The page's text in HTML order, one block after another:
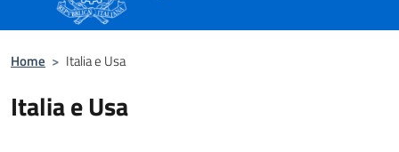
Home > Italia e Usa
Italia e Usa